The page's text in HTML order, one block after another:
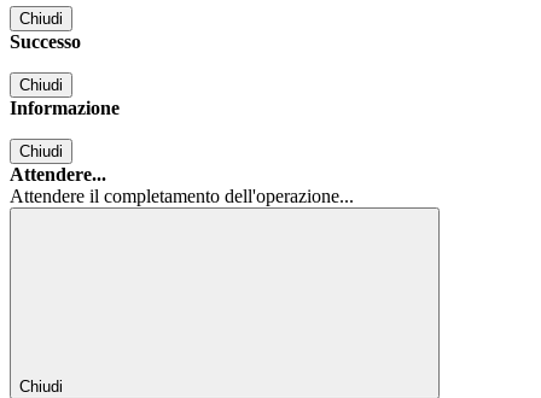
Chiudi
Successo
Chiudi
Informazione
Chiudi
Attendere...
Attendere il completamento dell'operazione...
Chiudi